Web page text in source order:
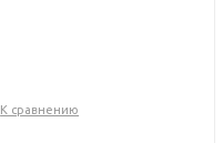
К сравнению